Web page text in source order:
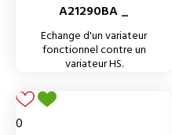
A21290BA _
Echange d'un variateur
fonctionnel contre un
variateur HS.
0